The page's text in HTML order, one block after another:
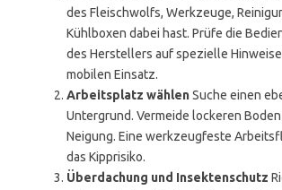
des Fleischwolfs, Werkzeuge,
Kühlboxen dabei hast. Prüfe die
des Herstellers auf spezielle
mobilen Einsatz.
Arbeitsplatz wählenSuche einen
Untergrund. Vermeide lockeren
Neigung. Eine werkzeugfeste
das Kipprisiko.
Überdachung und Insektenschutz